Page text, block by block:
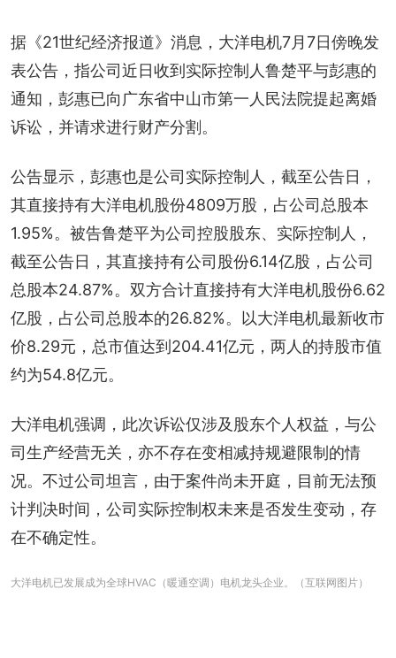
据《21世纪经济报道》消息，大洋电机7月7日傍晚发
表公告，指公司近日收到实际控制人鲁楚平与彭惠的
通知，彭惠已向广东省中山市第一人民法院提起离婚
诉讼，并请求进行财产分割。
公告显示，彭惠也是公司实际控制人，截至公告日，
其直接持有大洋电机股份4809万股，占公司总股本
1.95%。被告鲁楚平为公司控股股东、实际控制人，
截至公告日，其直接持有公司股份6.14亿股，占公司
总股本24.87%。双方合计直接持有大洋电机股份6.62
亿股，占公司总股本的26.82%。以大洋电机最新收市
价8.29元，总市值达到204.41亿元，两人的持股市值
约为54.8亿元。
大洋电机强调，此次诉讼仅涉及股东个人权益，与公
司生产经营无关，亦不存在变相减持规避限制的情
况。不过公司坦言，由于案件尚未开庭，目前无法预
计判决时间，公司实际控制权未来是否发生变动，存
在不确定性。
大洋电机已发展成为全球HVAC（暖通空调）电机龙头企业。（互联网图片）